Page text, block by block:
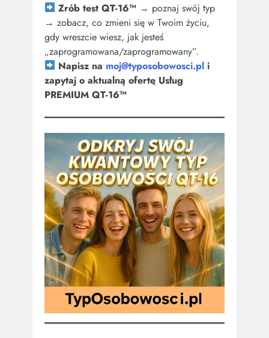
Zrób test QT-16™ → poznaj swój typ
→ zobacz, co zmieni się w Twoim życiu,
gdy wreszcie wiesz, jak jesteś
„zaprogramowana/zaprogramowany”.
Napisz na moj@typosobowosci.pl i
zapytaj o aktualną ofertę Usług
PREMIUM QT-16™